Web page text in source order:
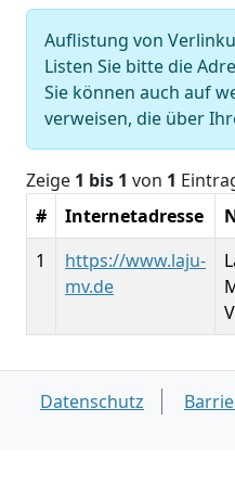
Auflistung von
Listen Sie bitte die
Sie können auch auf
verweisen, die über
Zeige 1 bis 1 von 1
#
Internetadresse
1
https://www.laju-
mv.de
Datenschutz